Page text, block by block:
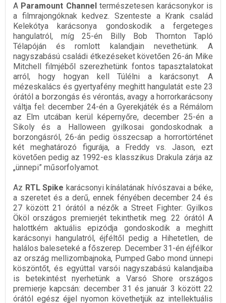
A Paramount Channeltermészetesen karácsonykor is
a filmrajongóknak kedvez. Szenteste a Krank család
Kelekótya karácsonya gondoskodik a fergeteges
hangulatról, míg 25-én Billy Bob Thornton Tapló
Télapóján és romlott kalandjain nevethetünk. A
nagyszabású családi étkezéseket követően 26-án Mike
Mitchell filmjéből szerezhetünk fontos tapasztalatokat
arról, hogy hogyan kell Túlélni a karácsonyt. A
mézeskalács és gyertyafény meghitt hangulatát este 23
órától a borzongás és vérontás, avagy a horrorkarácsony
váltja fel: december 24-én a Gyerekjáték és a Rémálom
az Elm utcában kerül képernyőre, december 25-én a
Sikoly és a Halloween gyilkosai gondoskodnak a
borzongásról, 26-án pedig összecsap a horrortörténet
két meghatározó figurája, a Freddy vs. Jason, ezt
követően pedig az 1992-es klasszikus Drakula zárja az
„ünnepi” műsorfolyamot.
Az RTL Spike karácsonyi kínálatának hívószavai a béke,
a szeretet és a derű, ennek fényében december 24 és
27 között 21 órától a nézők a Street Fighter: Gyilkos
Ököl országos premierjét tekinthetik meg. 22 órától A
halottkém aktuális epizódja gondoskodik a meghitt
karácsonyi hangulatról, éjféltől pedig a Hihetetlen, de
halálos baleseteké a főszerep. December 31-én éjfélkor
az ország mellizombajnoka, Pumped Gabo mond ünnepi
köszöntőt, és egyúttal varsói nagyszabású kalandjaiba
is betekintést nyerhetünk a Varsó Shore országos
premierje kapcsán: december 31 és január 3 között 22
órától egész éjjel nyomon követhetjük az intellektuális